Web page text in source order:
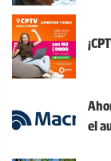
n
d
e
n
el